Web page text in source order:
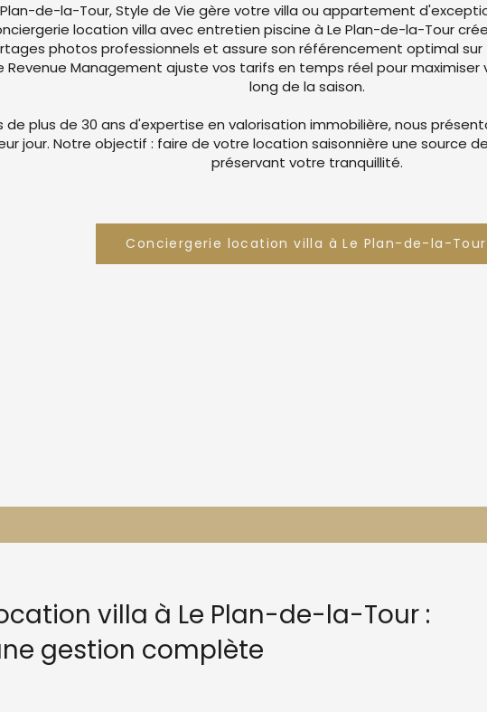
Plan-de-la-Tour, Style de Vie gère votre villa ou appartement
location villa avec entretien piscine à Le Plan-de-la-Tour
photos professionnels et assure son référencement optimal
Revenue Management ajuste vos tarifs en temps réel pour
long de la saison.
de plus de 30 ans d'expertise en valorisation immobilière, nous
jour. Notre objectif : faire de votre location saisonnière une source
préservant votre tranquillité.
Conciergerie location villa à Le Plan-de-la-Tour
villa à Le Plan-de-la-Tour :
gestion complète